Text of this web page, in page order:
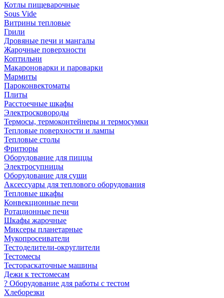
Котлы пищеварочные
Sous Vide
Витрины тепловые
Грили
Дровяные печи и мангалы
Жарочные поверхности
Коптильни
Макароноварки и пароварки
Мармиты
Пароконвектоматы
Плиты
Расстоечные шкафы
Электросковороды
Термосы, термоконтейнеры и термосумки
Тепловые поверхности и лампы
Тепловые столы
Фритюры
Оборудование для пиццы
Электросупницы
Оборудование для суши
Аксессуары для теплового оборудования
Тепловые шкафы
Конвекционные печи
Ротационные печи
Шкафы жарочные
Миксеры планетарные
Мукопросеиватели
Тестоделители-округлители
Тестомесы
Тестораскаточные машины
Дежи к тестомесам
? Оборудование для работы с тестом
Хлеборезки